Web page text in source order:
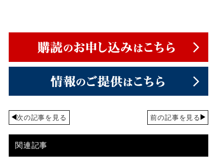
前の記事を見る
次の記事を見る
関連記事